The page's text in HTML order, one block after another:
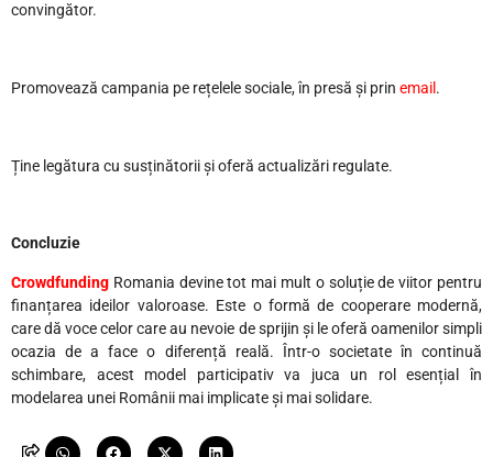
convingător.
Promovează campania pe rețelele sociale, în presă și prin email .
Ține legătura cu susținătorii și oferă actualizări regulate.
Concluzie
Crowdfunding Romania devine tot mai mult o soluție de viitor pentru
finanțarea ideilor valoroase. Este o formă de cooperare modernă,
care dă voce celor care au nevoie de sprijin și le oferă oamenilor simpli
ocazia de a face o diferență reală. Într-o societate în continuă
schimbare, acest model participativ va juca un rol esențial în
modelarea unei Românii mai implicate și mai solidare.